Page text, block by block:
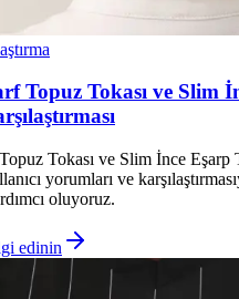
Topuz Tokası ve Slim
Tokası ve Slim İnce Eşarp
yorumları ve
oluyoruz.
edinin